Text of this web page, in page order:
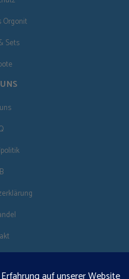
Orgonit
Sets